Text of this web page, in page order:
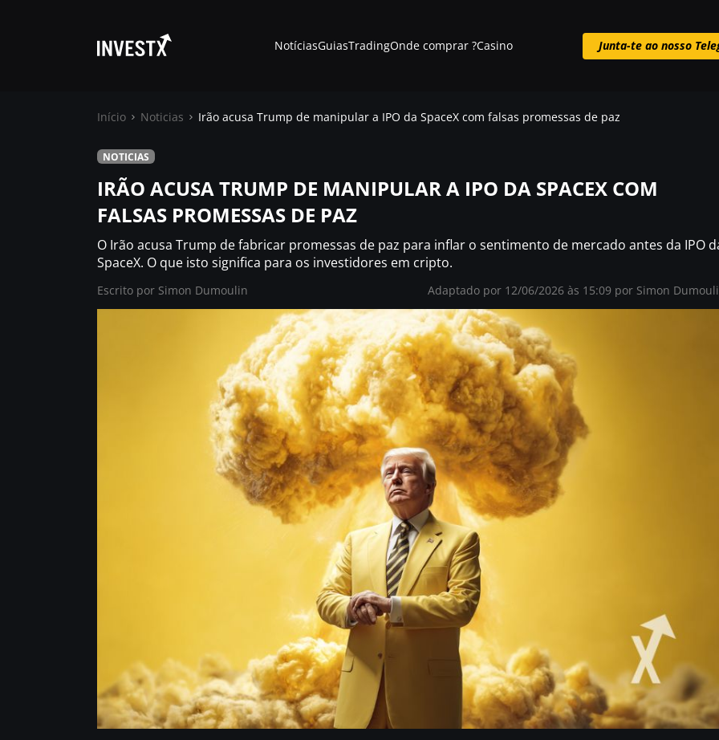
Notícias
Guias
Trading
Onde comprar ?
NotíciasGuiasTradingOnde comprar ?Casino Junta-te ao nosso
Início Noticias Irão acusa Trump de manipular a IPO da SpaceX com falsas promessas de paz
NOTICIAS
IRÃO ACUSA TRUMP DE MANIPULAR A IPO DA SPACEX COM
FALSAS PROMESSAS DE PAZ
O Irão acusa Trump de fabricar promessas de paz para inflar o sentimento de mercado antes da IPO
SpaceX. O que isto significa para os investidores em cripto.
Escrito por Simon Dumoulin Adaptado por 12/06/2026 às 15:09 por Simon